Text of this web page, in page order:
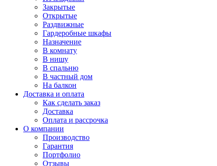
Закрытые
Открытые
Раздвижные
Гардеробные шкафы
Назначение
В комнату
В нишу
В спальню
В частный дом
На балкон
Доставка и оплата
Как сделать заказ
Доставка
Оплата и рассрочка
О компании
Производство
Гарантия
Портфолио
Отзывы